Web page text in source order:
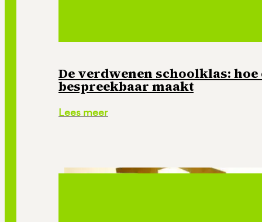
De verdwenen schoolklas:
bespreekbaar maakt
Lees meer